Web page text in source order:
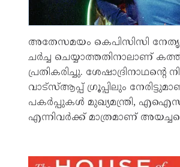
അതേസമയം കെപിസിസി
ചര്‍ച്ച ചെയ്യാത്തതിനാലാണ്
പ്രതികരിച്ചു.
വാട്‌സ്ആപ്പ് ഗ്രൂപ്പിലും
പകര്‍പ്പുകള്‍ മുഖ്യമന്ത്രി,
എന്നിവര്‍ക്ക് മാത്രമാണ്